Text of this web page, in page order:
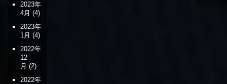
2023年
4月 (4)
2023年
1月 (4)
2022年
12
月 (2)
2022年